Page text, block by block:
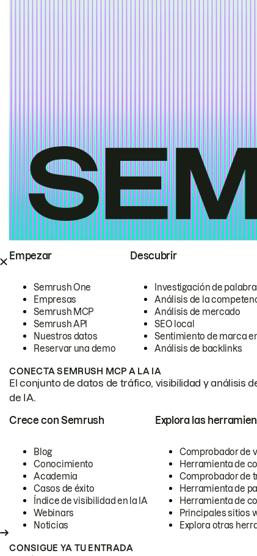
Empezar
Semrush One
Empresas
Semrush MCP
Semrush API
Nuestros datos
Reservar una demo
Descubrir
Investigación de
Análisis de la
Análisis de mercado
SEO local
Sentimiento de marca
Análisis de backlinks
CONECTA SEMRUSH MCP A LA IA
El conjunto de datos de tráfico, visibilidad y análisis
de IA.
Crece con Semrush
Blog
Conocimiento
Academia
Casos de éxito
Índice de visibilidad en la IA
Webinars
Noticias
Explora las
Comprobador de
Herramienta de
Comprobador de
Herramienta de
Herramienta de
Principales sitios
Explora otras
CONSIGUE YA TU ENTRADA